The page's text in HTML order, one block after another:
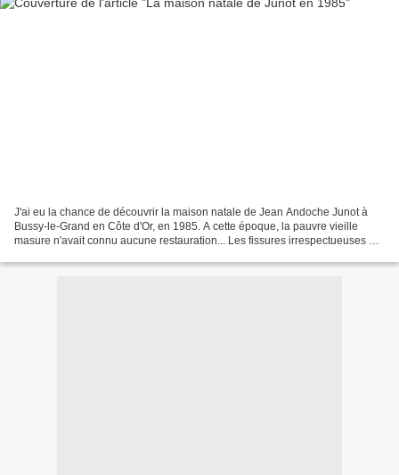
J'ai eu la chance de découvrir la maison natale de Jean Andoche Junot à
Bussy-le-Grand en Côte d'Or, en 1985. A cette époque, la pauvre vieille
masure n'avait connu aucune restauration... Les fissures irrespectueuses qui